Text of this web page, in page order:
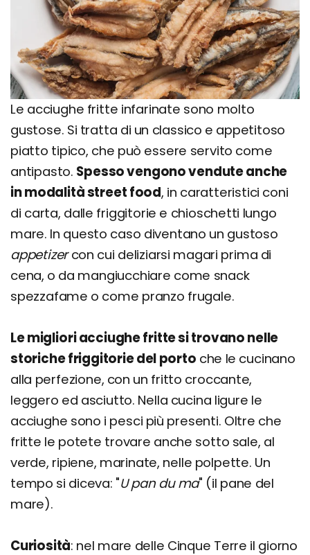
Le acciughe fritte infarinate sono molto
gustose. Si tratta di un classico e appetitoso
piatto tipico, che può essere servito come
antipasto. Spesso vengono vendute anche
in modalità street food, in caratteristici coni
di carta, dalle friggitorie e chioschetti lungo
mare. In questo caso diventano un gustoso
appetizercon cui deliziarsi magari prima di
cena, o da mangiucchiare come snack
spezzafame o come pranzo frugale.
Le migliori acciughe fritte si trovano nelle
storiche friggitorie del porto che le cucinano
alla perfezione, con un fritto croccante,
leggero ed asciutto. Nella cucina ligure le
acciughe sono i pesci più presenti. Oltre che
fritte le potete trovare anche sotto sale, al
verde, ripiene, marinate, nelle polpette. Un
tempo si diceva: "U pan du ma" (il pane del
mare).
Curiosità: nel mare delle Cinque Terre il giorno